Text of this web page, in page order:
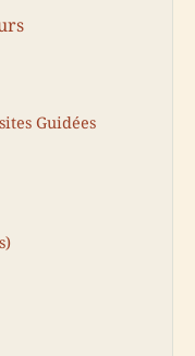
Guidées